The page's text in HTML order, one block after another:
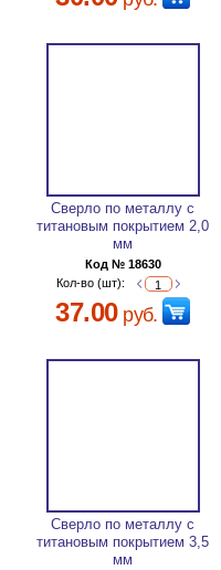
Сверло по металлу с
титановым покрытием 2,0
мм
Код № 18630
Кол-во (шт):
37.00руб.
Сверло по металлу с
титановым покрытием 3,5
мм